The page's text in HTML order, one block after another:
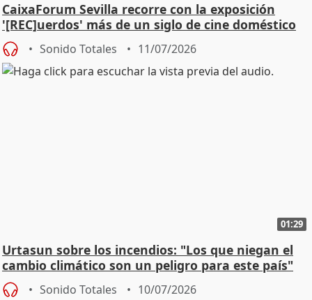
CaixaForum Sevilla recorre con la exposición
'[REC]uerdos' más de un siglo de cine doméstico
Sonido Totales 11/07/2026
01:29
Urtasun sobre los incendios: "Los que niegan el
cambio climático son un peligro para este país"
Sonido Totales 10/07/2026